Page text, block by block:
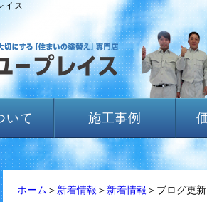
イス
いて 施工事例
ホーム ＞ 新着情報 ＞ 新着情報 ＞ブログ更